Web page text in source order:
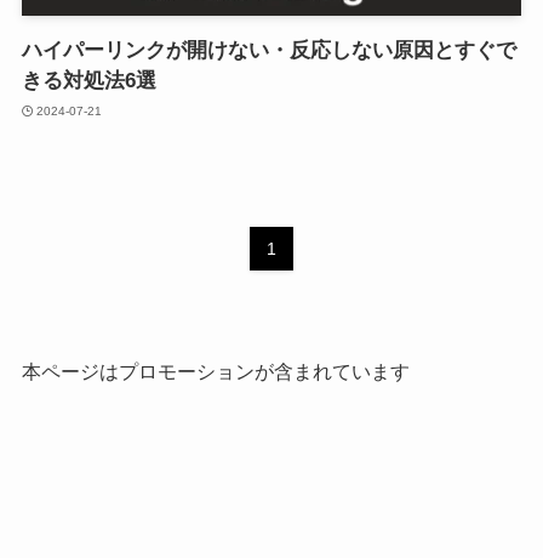
ハイパーリンクが開けない・反応しない原因とすぐで
きる対処法6選
2024-07-21
1
本ページはプロモーションが含まれています